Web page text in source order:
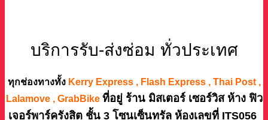
บริการรับ-ส่งซ่อม ทั่วประเทศ
ทุกช่องทางทั้ง Kerry Express , Flash Express , Thai Post ,
Lalamove , GrabBike ที่อยู่ ร้าน มิสเตอร์ เซอร์วิส ห้าง ฟิว
เจอร์พาร์ครังสิต ชั้น 3 โซนเซ็นทรัล ห้องเลขที่ ITS056